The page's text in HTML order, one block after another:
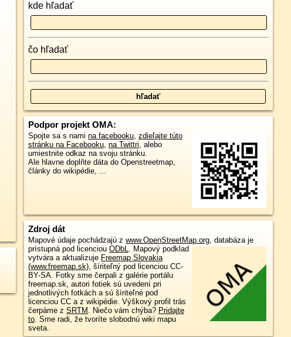
kde hľadať
čo hľadať
Podpor projekt OMA:
Spojte sa s nami na facebooku, zdieľajte túto
stránku na Facebooku, na Twittri, alebo
umiestnite odkaz na svoju stránku.
Ale hlavne doplňte dáta do Openstreetmap,
články do wikipédie, ...
Zdroj dát
Mapové údaje pochádzajú z www.OpenStreetMap.org, databáza je
prístupná pod licenciou ODbL. Mapový podklad
vytvára a aktualizuje Freemap Slovakia
(www.freemap.sk), šíriteľný pod licenciou CC-
BY-SA. Fotky sme čerpali z galérie portálu
freemap.sk, autori fotiek sú uvedení pri
jednotlivých fotkách a sú šíriteľné pod
licenciou CC a z wikipédie. Výškový profil trás
čerpáme z SRTM . Niečo vám chýba? Pridajte
to. Sme radi, že tvoríte slobodnú wiki mapu
sveta.